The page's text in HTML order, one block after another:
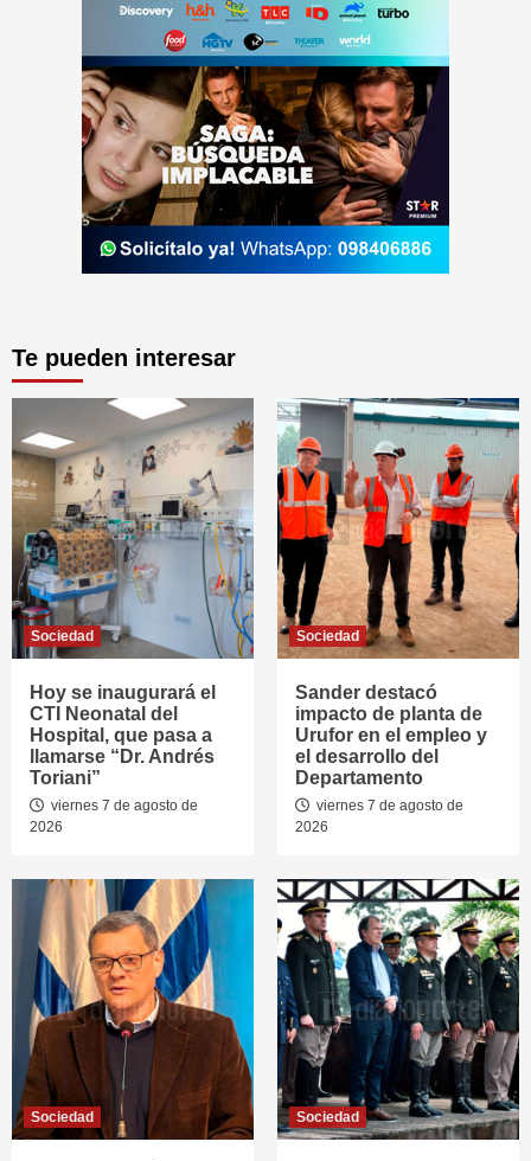
Te pueden interesar
Sociedad
Hoy se inaugurará el
CTI Neonatal del
Hospital, que pasa a
llamarse “Dr. Andrés
Toriani”
viernes 7 de agosto de
2026
Sociedad
Sander destacó
impacto de planta de
Urufor en el empleo y
el desarrollo del
Departamento
viernes 7 de agosto de
2026
Sociedad Sociedad